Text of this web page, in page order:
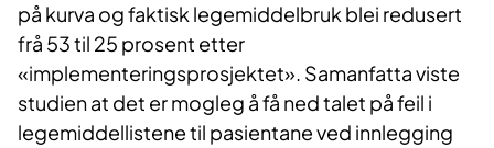
på kurva og faktisk legemiddelbruk blei redusert
frå 53 til 25 prosent etter
«implementeringsprosjektet». Samanfatta viste
studien at det er mogleg å få ned talet på feil i
legemiddellistene til pasientane ved innlegging